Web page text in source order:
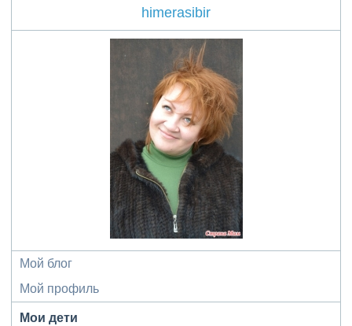
himerasibir
Мой блог
Мой профиль
Мои дети